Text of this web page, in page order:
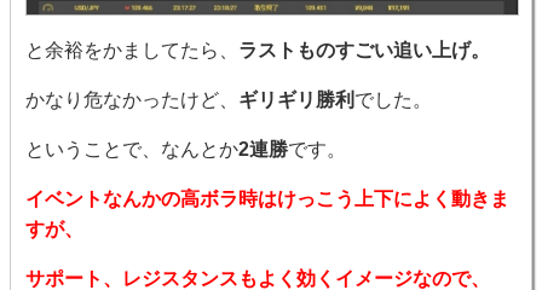
と余裕をかましてたら、 ラストものすごい追い上げ。
かなり危なかったけど、 ギリギリ勝利 でした。
ということで、なんとか2連勝です。
イベントなんかの高ボラ時はけっこう上下によく動きま
すが、
サポート、レジスタンスもよく効くイメージなので、